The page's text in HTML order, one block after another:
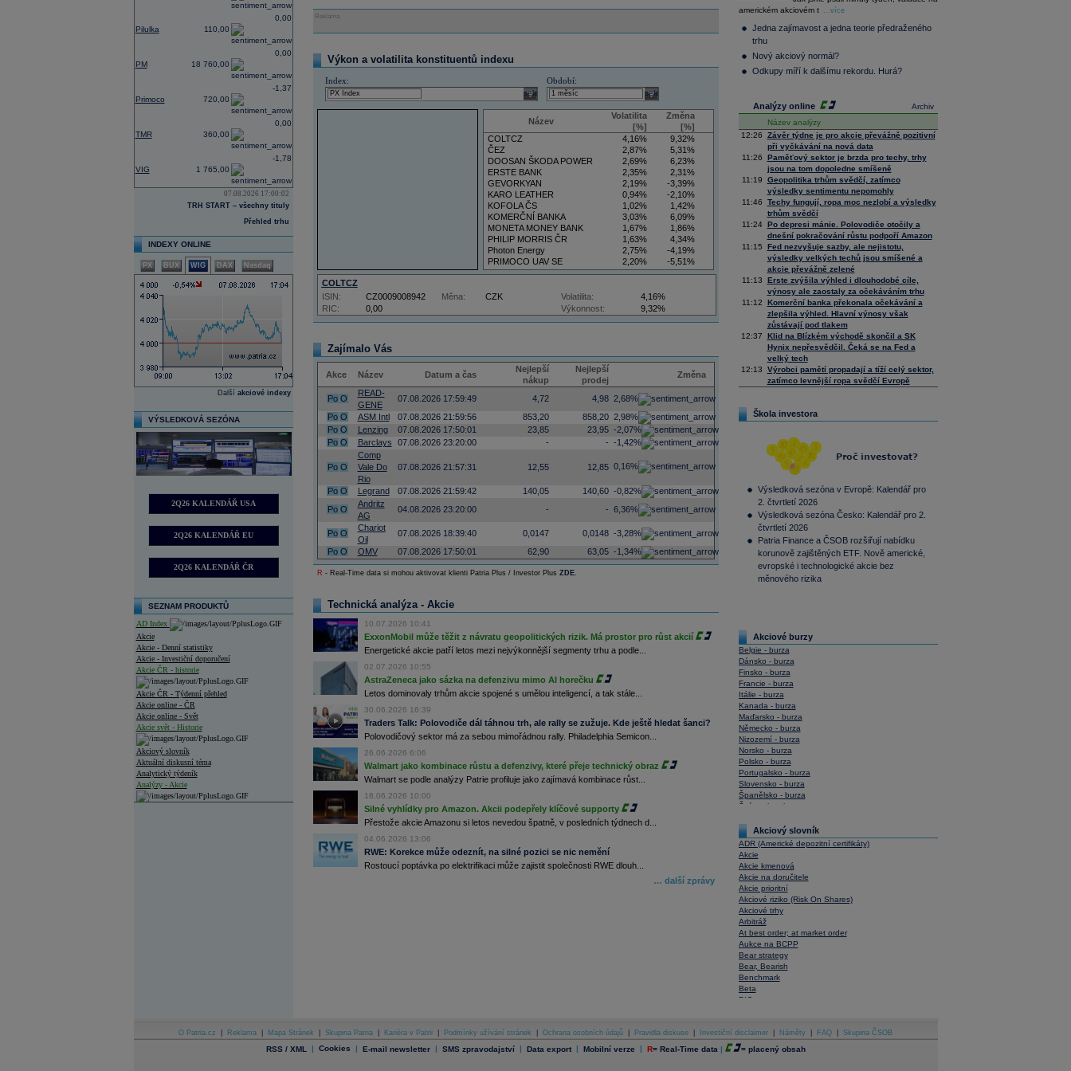
Pilulka 110,00
0,00
PM 18 760,00
0,00
Primoco 720,00
-1,37
TMR 360,00
0,00
VIG 1 765,00
-1,78
07.08.2026 17:00:02
TRH START – všechny tituly
Přehled trhu
INDEXY ONLINE
PX BUX WIG DAX Nasdaq
Další akciové indexy
VÝSLEDKOVÁ SEZÓNA
2Q26 KALENDÁŘ USA
2Q26 KALENDÁŘ EU
2Q26 KALENDÁŘ ČR
SEZNAM PRODUKTŮ
AD Index
Akcie
Akcie - Denní statistiky
Akcie - Investiční doporučení
Akcie ČR - historie
Akcie ČR - Týdenní přehled
Akcie online - ČR
Akcie online - Svět
Akcie svět - Historie
Akciový slovník
Aktuální diskusní téma
Analytický týdeník
Analýzy - Akcie
Archiv - Měsíční makroekonomické přehledy
Reklama
Výkon a volatilita konstituentů indexu
Index:
select
Období:
select
Název
Volatilita
[%]
Změna
[%]
COLTCZ
4,16%
9,32%
ČEZ
2,87%
5,31%
DOOSAN ŠKODA POWER
2,69%
6,23%
ERSTE BANK
2,35%
2,31%
GEVORKYAN
2,19%
-3,39%
KARO LEATHER
0,94%
-2,10%
KOFOLA ČS
1,02%
1,42%
KOMERČNÍ BANKA
3,03%
6,09%
MONETA MONEY BANK
1,67%
1,86%
PHILIP MORRIS ČR
1,63%
4,34%
Photon Energy
2,75%
-4,19%
PRIMOCO UAV SE
2,20%
-5,51%
VIG
4,34%
9,22%
COLTCZ
RIC: 0,00
ISIN: CZ0009008942 Měna: CZK Volatilita:
4,16%
Výkonnost:
9,32%
Zajímalo Vás
Akce Název Datum a čas
Nejlepší
nákup
Nejlepší
prodej
Změna
Po O
READ-
GENE
07.08.2026 17:59:49 4,72 4,98 2,68%
Po O ASM Intl 07.08.2026 21:59:56 853,20 858,20 2,98%
Po O Lenzing 07.08.2026 17:50:01 23,85 23,95 -2,07%
Po O Barclays 07.08.2026 23:20:00 - - -1,42%
Po O
Comp
Vale Do
Rio
07.08.2026 21:57:31 12,55 12,85 0,16%
Po O Legrand 07.08.2026 21:59:42 140,05 140,60 -0,82%
Po O
Andritz
AG
04.08.2026 23:20:00 - - 6,36%
Po O
Chariot
Oil
07.08.2026 18:39:40 0,0147 0,0148 -3,28%
Po O OMV 07.08.2026 17:50:01 62,90 63,05 -1,34%
R - Real-Time data si mohou aktivovat klienti Patria Plus / Investor Plus ZDE.
Technická analýza - Akcie
10.07.2026 10:41
ExxonMobil může těžit z návratu geopolitických rizik. Má prostor pro růst akcií
Energetické akcie patří letos mezi nejvýkonnější segmenty trhu a podle...
02.07.2026 10:55
AstraZeneca jako sázka na defenzivu mimo AI horečku
Letos dominovaly trhům akcie spojené s umělou inteligencí, a tak stále...
30.06.2026 16:39
Traders Talk: Polovodiče dál táhnou trh, ale rally se zužuje. Kde ještě hledat šanci?
Polovodičový sektor má za sebou mimořádnou rally. Philadelphia Semicon...
26.06.2026 6:06
Walmart jako kombinace růstu a defenzivy, které přeje technický obraz
Walmart se podle analýzy Patrie profiluje jako zajímavá kombinace růst...
18.06.2026 10:00
Silné vyhlídky pro Amazon. Akcii podepřely klíčové supporty
Přestože akcie Amazonu si letos nevedou špatně, v posledních týdnech d...
04.06.2026 13:06
RWE: Korekce může odeznít, na silné pozici se nic nemění
Rostoucí poptávka po elektrifikaci může zajistit společnosti RWE dlouh...
… další zprávy
Composite
36 376,54 0,66
Tecdax
Performance
index
4 068,78
americkém akciovém t
...více
Jedna zajímavost a jedna teorie předraženého
trhu
Nový akciový normál?
Odkupy míří k dalšímu rekordu. Hurá?
Archiv
Analýzy online
Název analýzy
12:26
Závěr týdne je pro akcie převážně pozitivní
při vyčkávání na nová data
11:26
Paměťový sektor je brzda pro techy, trhy
jsou na tom dopoledne smíšeně
11:19
Geopolitika trhům svědčí, zatímco
výsledky sentimentu nepomohly
11:46
Techy fungují, ropa moc nezlobí a výsledky
trhům svědčí
11:24
Po depresi mánie. Polovodiče otočily a
dnešní pokračování růstu podpoří Amazon
11:15
Fed nezvyšuje sazby, ale nejistotu,
výsledky velkých techů jsou smíšené a
akcie převážně zelené
11:13
Erste zvýšila výhled i dlouhodobé cíle,
výnosy ale zaostaly za očekáváním trhu
11:12
Komerční banka překonala očekávání a
zlepšila výhled. Hlavní výnosy však
zůstávají pod tlakem
12:37
Klid na Blízkém východě skončil a SK
Hynix nepřesvědčil. Čeká se na Fed a
velký tech
12:13
Výrobci pamětí propadají a tíží celý sektor,
zatímco levnější ropa svědčí Evropě
Škola investora
Výsledková sezóna v Evropě: Kalendář pro
2. čtvrtletí 2026
Výsledková sezóna Česko: Kalendář pro 2.
čtvrtletí 2026
Patria Finance a ČSOB rozšiřují nabídku
korunově zajištěných ETF. Nově americké,
evropské i technologické akcie bez
měnového rizika
Akciové burzy
Belgie - burza
Dánsko - burza
Finsko - burza
Francie - burza
Itálie - burza
Kanada - burza
Maďarsko - burza
Německo - burza
Nizozemí - burza
Norsko - burza
Polsko - burza
Portugalsko - burza
Slovensko - burza
Španělsko - burza
Švýcarsko - burza
Akciový slovník
ADR (Americké depozitní certifikáty)
Akcie
Akcie kmenová
Akcie na doručitele
Akcie prioritní
Akciové riziko (Risk On Shares)
Akciové trhy
Arbitráž
At best order; at market order
Aukce na BCPP
Bear strategy
Bear, Bearish
Benchmark
Beta
BIC
Bonita
Book To Bill Ratio
Book Value
O Patria.cz Reklama Mapa Stránek Skupina Patria Kariéra v Patrii Podmínky užívání stránek Ochrana osobních údajů Pravidla diskuse Investiční disclaimer Náměty FAQ Skupina ČSOB
RSS / XML | Cookies | E-mail newsletter | SMS zpravodajství | Data export | Mobilní verze | R= Real-Time data | = placený obsah